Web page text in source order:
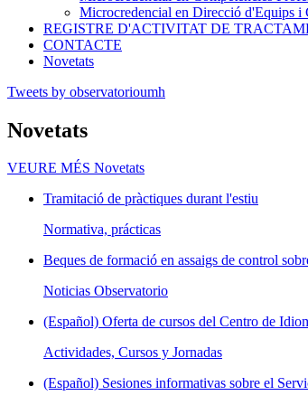
Microcredencial en Direcció d'Equips i
REGISTRE D'ACTIVITAT DE
CONTACTE
Novetats
Tweets by observatorioumh
Novetats
VEURE MÉS Novetats
Tramitació de pràctiques durant l'estiu
Normativa, prácticas
Beques de formació en assaigs de control
Noticias Observatorio
(Español) Oferta de cursos del Centro de
Actividades, Cursos y Jornadas
(Español) Sesiones informativas sobre el